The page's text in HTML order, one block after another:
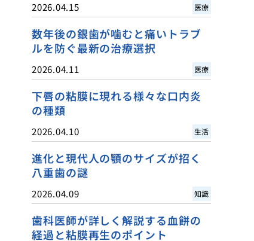
2026.04.15 医療
数年後の銀歯が噛むと痛いトラブ
ルを防ぐ最新の治療選択
2026.04.11 医療
下唇の粘膜に現れる様々な口内炎
の種類
2026.04.10 生活
進化と現代人の顎のサイズが招く
八重歯の謎
2026.04.09 知識
歯科医師が詳しく解説する血餅の
経過と粘膜再生のポイント